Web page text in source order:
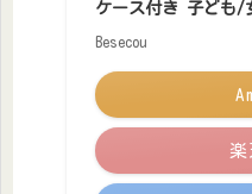
ケース付き 子ども/
Besecou
楽